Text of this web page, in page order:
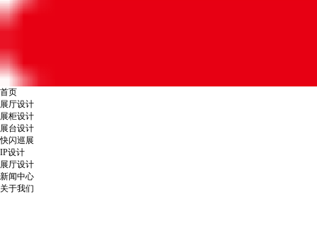
首页
展厅设计
展柜设计
展台设计
快闪巡展
IP设计
展厅设计
新闻中心
关于我们